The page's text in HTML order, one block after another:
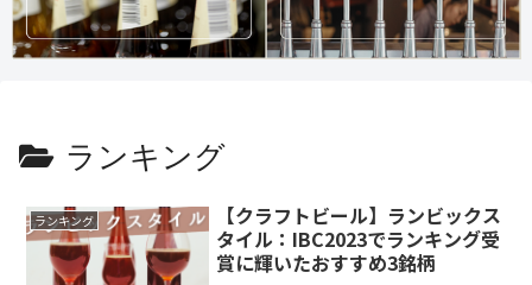
ランキング
ランキング
【クラフトビール】ランビックス
タイル：IBC2023でランキング受
賞に輝いたおすすめ3銘柄